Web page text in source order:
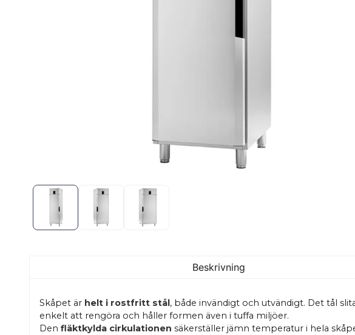
Beskrivning
Skåpet är helt i rostfritt stål , både invändigt och utvändigt. Det tål
enkelt att rengöra och håller formen även i tuffa miljöer.
Den fläktkylda cirkulationen säkerställer jämn temperatur i hela